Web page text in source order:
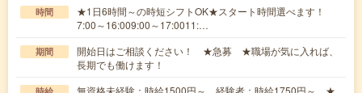
時間
★1日6時間～の時短シフトOK★スタート時間選べます！
7:00～16:009:00～17:0011:…
期間
開始日はご相談ください！ ★急募 ★職場が気に入れば、
長期でも働けます！
無資格未経験：時給1500円～ 経験者：時給1750円～ ★